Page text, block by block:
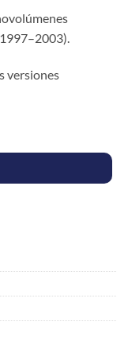
versiones
I / SCENIC I cantidad